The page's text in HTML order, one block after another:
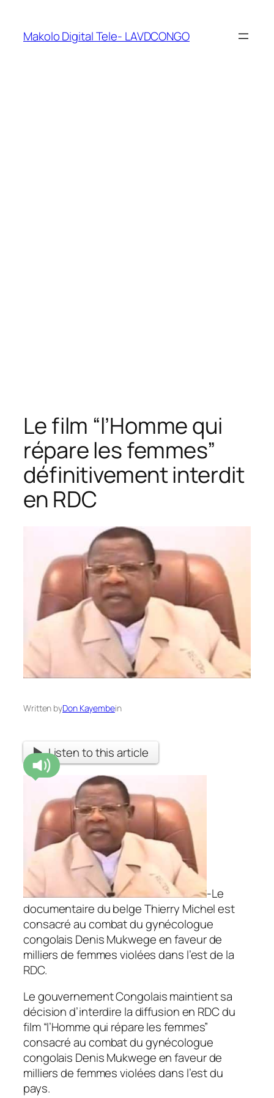
Makolo Digital Tele- LAVDCONGO
Le film “l’Homme qui
répare les femmes”
définitivement interdit
en RDC
Written byDon Kayembein
Listen to this article
-Le
documentaire du belge Thierry Michel est
consacré au combat du gynécologue
congolais Denis Mukwege en faveur de
milliers de femmes violées dans l’est de la
RDC.
Le gouvernement Congolais maintient sa
décision d’interdire la diffusion en RDC du
film “l’Homme qui répare les femmes”
consacré au combat du gynécologue
congolais Denis Mukwege en faveur de
milliers de femmes violées dans l’est du
pays.